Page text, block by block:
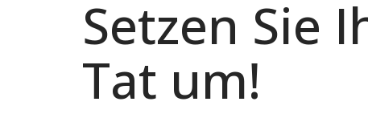
Setzen Sie
Tat um!